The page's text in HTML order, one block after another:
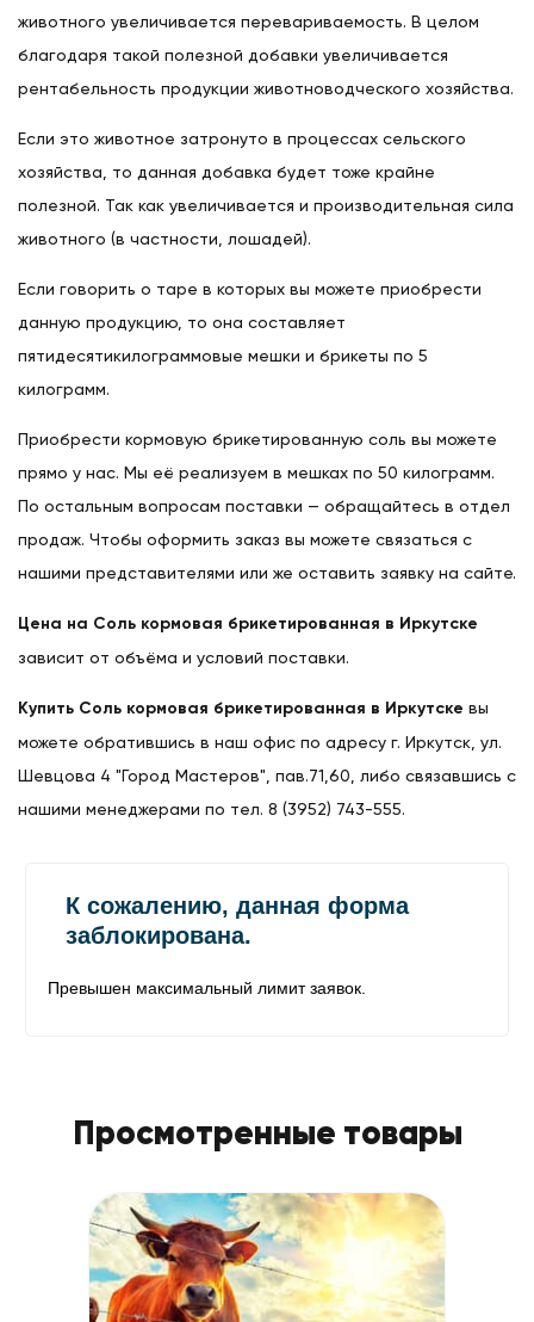
животного увеличивается перевариваемость. В целом
благодаря такой полезной добавки увеличивается
рентабельность продукции животноводческого хозяйства.
Если это животное затронуто в процессах сельского
хозяйства, то данная добавка будет тоже крайне
полезной. Так как увеличивается и производительная сила
животного (в частности, лошадей).
Если говорить о таре в которых вы можете приобрести
данную продукцию, то она составляет
пятидесятикилограммовые мешки и брикеты по 5
килограмм.
Приобрести кормовую брикетированную соль вы можете
прямо у нас. Мы её реализуем в мешках по 50 килограмм.
По остальным вопросам поставки — обращайтесь в отдел
продаж. Чтобы оформить заказ вы можете связаться с
нашими представителями или же оставить заявку на сайте.
Цена на Соль кормовая брикетированная в Иркутске
зависит от объёма и условий поставки.
Купить Соль кормовая брикетированная в Иркутске вы
можете обратившись в наш офис по адресу г. Иркутск, ул.
Шевцова 4 "Город Мастеров", пав.71,60, либо связавшись с
нашими менеджерами по тел. 8 (3952) 743-555.
Просмотренные товары